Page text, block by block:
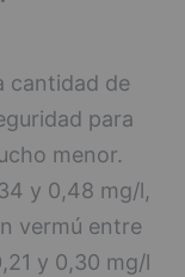
cantidad de
para
menor.
y 0,48 mg/l,
vermú entre
y 0,30 mg/l